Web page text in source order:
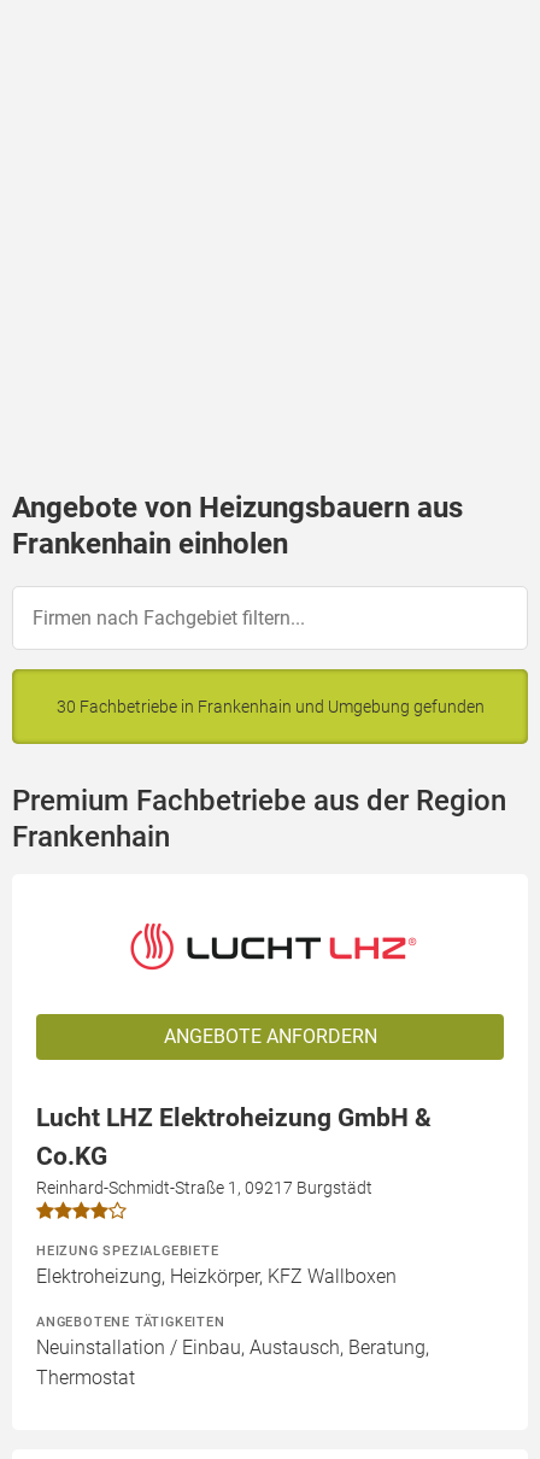
Angebote von Heizungsbauern aus
Frankenhain einholen
30 Fachbetriebe in Frankenhain und Umgebung gefunden
Premium Fachbetriebe aus der Region
Frankenhain
ANGEBOTE ANFORDERN
Lucht LHZ Elektroheizung GmbH &
Co.KG
Reinhard-Schmidt-Straße 1, 09217 Burgstädt
HEIZUNG SPEZIALGEBIETE
Elektroheizung, Heizkörper, KFZ Wallboxen
ANGEBOTENE TÄTIGKEITEN
Neuinstallation / Einbau, Austausch, Beratung,
Thermostat